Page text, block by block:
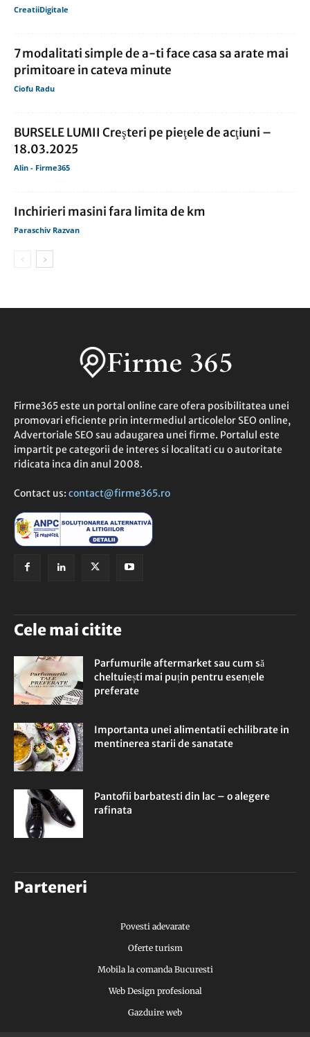
CreatiiDigitale
7 modalitati simple de a-ti face casa sa arate mai
primitoare in cateva minute
Ciofu Radu
BURSELE LUMII Creşteri pe pieţele de acţiuni –
18.03.2025
Alin - Firme365
Inchirieri masini fara limita de km
Paraschiv Razvan
Firme365 este un portal online care ofera posibilitatea unei
promovari eficiente prin intermediul articolelor SEO online,
Advertoriale SEO sau adaugarea unei firme. Portalul este
impartit pe categorii de interes si localitati cu o autoritate
ridicata inca din anul 2008.
Contact us: contact@firme365.ro
Cele mai citite
Parfumurile aftermarket sau cum să
cheltuiești mai puțin pentru esențele
preferate
Importanta unei alimentatii echilibrate in
mentinerea starii de sanatate
Pantofii barbatesti din lac – o alegere
rafinata
Parteneri
Povesti adevarate
Oferte turism
Mobila la comanda Bucuresti
Web Design profesional
Gazduire web